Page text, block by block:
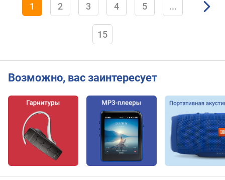
о
и
к
р
о
ф
1 2 3 4 5 ...
15
Возможно, вас заинтересует